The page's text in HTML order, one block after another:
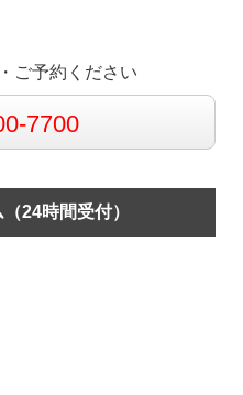
ご予約ください
7700
24時間受付）